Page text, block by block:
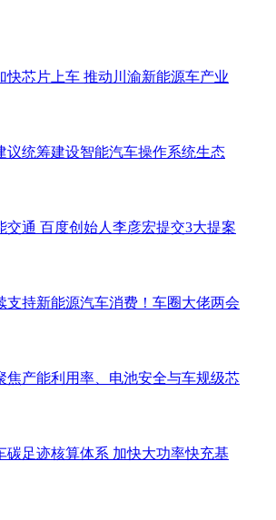
快芯片上车 推动川渝新能源车产业
议统筹建设智能汽车操作系统生态
交通 百度创始人李彦宏提交3大提案
支持新能源汽车消费！车圈大佬两会
焦产能利用率、电池安全与车规级芯
碳足迹核算体系 加快大功率快充基